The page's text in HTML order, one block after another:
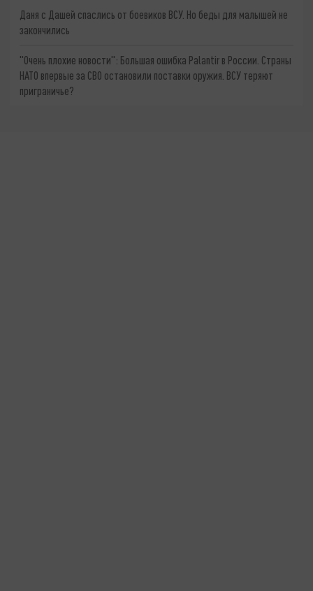
Даня с Дашей спаслись от боевиков ВСУ. Но беды для малышей не
закончились
"Очень плохие новости": Большая ошибка Palantir в России. Страны
НАТО впервые за СВО остановили поставки оружия. ВСУ теряют
приграничье?